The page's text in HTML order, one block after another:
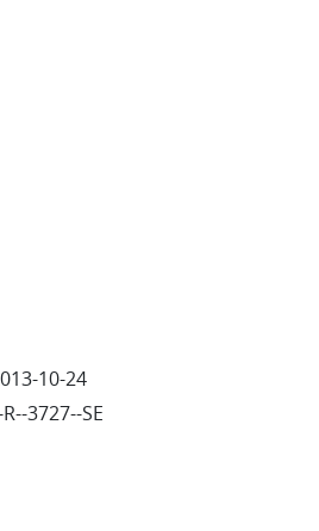
10-24
R--3727--SE